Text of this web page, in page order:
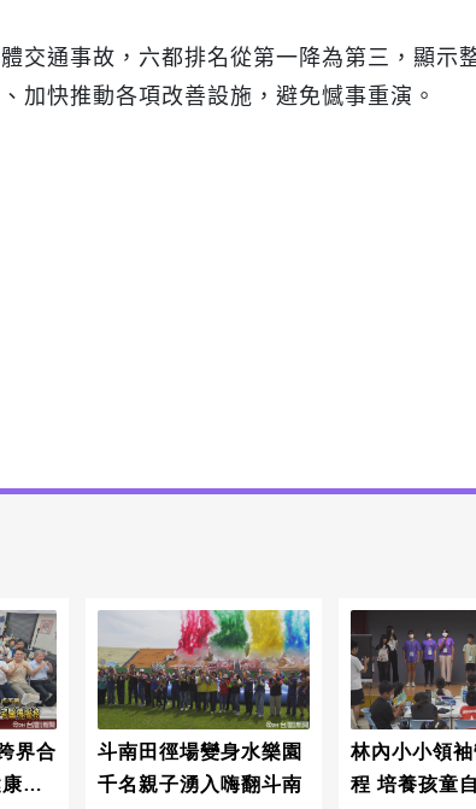
交通事故，六都排名從第一降為第三，顯示
加快推動各項改善設施，避免憾事重演。
界合
半
斗南田徑場變身水樂園
千名親子湧入嗨翻斗南
林內小小領
程 培養孩童